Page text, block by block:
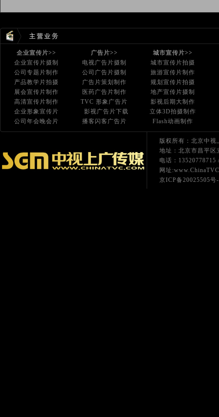
企业宣传片>>
企业宣传片摄制
公司专题片制作
产品教学片拍摄
展会宣传片制作
高清宣传片制作
企业形象宣传片
公司年会晚会片
广告片>>
电视广告片摄制
公司广告片摄制
广告片策划制作
医药广告片制作
TVC 形象广告片
影视广告片下载
播客闪客广告片
城市宣传片>>
城市宣传片拍摄
旅游宣传片制作
规划宣传片拍摄
地产宣传片摄制
影视后期大制作
立体3D拍摄制作
Flash动画制作
版权所有 ： 北京中视
地址：北京市昌平区
电话：13520778715
网址:
京ICP备20025505号